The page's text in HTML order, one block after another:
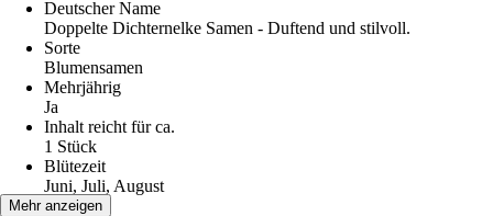
Deutscher Name
Doppelte Dichternelke Samen - Duftend und stilvoll.
Sorte
Blumensamen
Mehrjährig
Ja
Inhalt reicht für ca.
1 Stück
Blütezeit
Juni, Juli, August
Erntezeit
Mehr anzeigen